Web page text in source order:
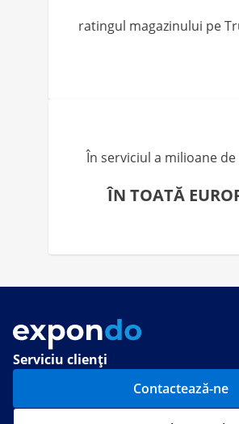
ratingul magazinului pe
În serviciul a milioane
ÎN TOATĂ
Serviciu clienți
Contactează-ne